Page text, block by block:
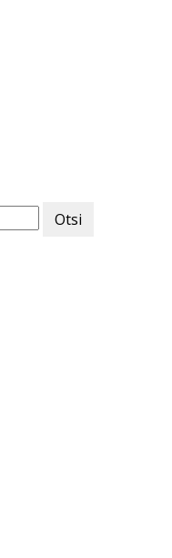
Otsi